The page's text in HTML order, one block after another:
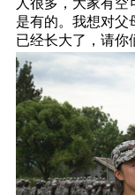
人很多，大家有
是有的。我想对父
已经长大了，请你